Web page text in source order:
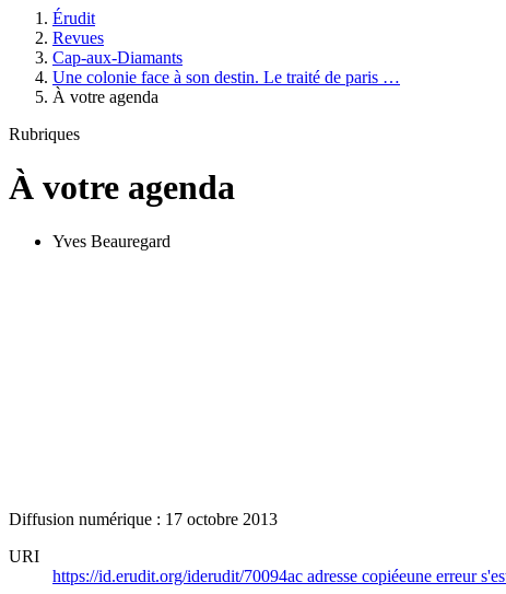
Érudit
Revues
Cap-aux-Diamants
Une colonie face à son destin. Le traité de paris …
À votre agenda
Rubriques
À votre agenda
Yves Beauregard
Diffusion numérique : 17 octobre 2013
URI
https://id.erudit.org/iderudit/70094ac adresse copiéeune erreur